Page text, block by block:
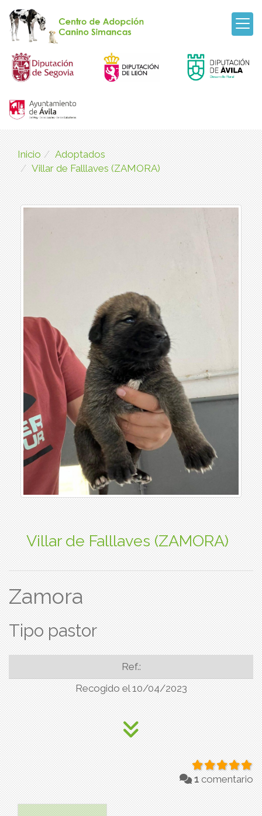
Inicio
Adoptados
Villar de Falllaves (ZAMORA)
Villar de Falllaves (ZAMORA)
Zamora
Tipo pastor
Ref.:
Recogido el 10/04/2023
1 comentario